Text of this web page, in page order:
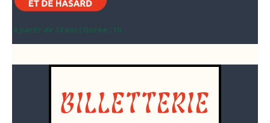
A partir de 14 ans | Durée : 1h
BILLETTERIE